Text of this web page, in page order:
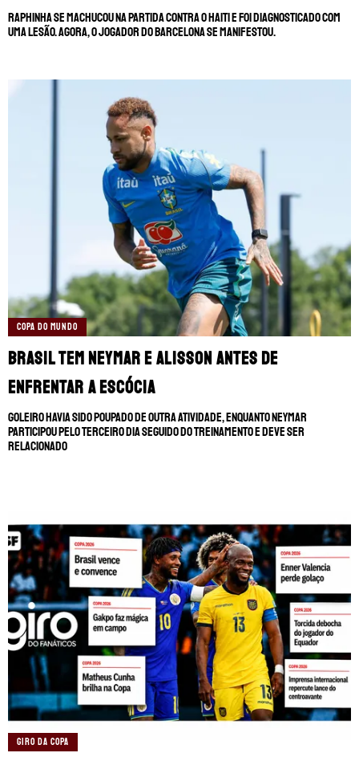
Raphinha se machucou na partida contra o Haiti e foi diagnosticado com
uma lesão. Agora, o jogador do Barcelona se manifestou.
COPA DO MUNDO
Brasil tem Neymar e Alisson antes de
enfrentar a Escócia
Goleiro havia sido poupado de outra atividade, enquanto Neymar
participou pelo terceiro dia seguido do treinamento e deve ser
relacionado
GIRO DA COPA